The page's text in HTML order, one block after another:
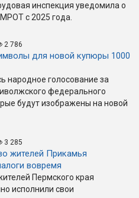
инспекция уведомила о
с 2025 года.
2 786
для новой купюры 1000
народное голосование за
федерального
будут изображены на новой
3 285
жителей Прикамья
вовремя
Пермского края
исполнили свои